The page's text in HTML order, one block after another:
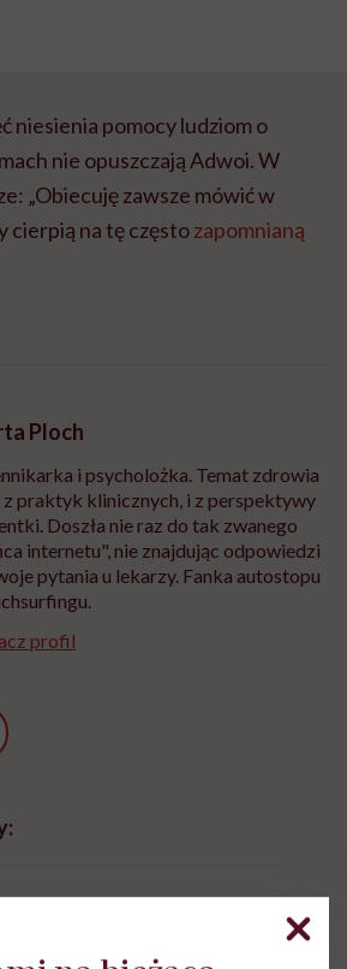
niesienia pomocy ludziom o
nie opuszczają Adwoi. W
„Obiecuję zawsze mówić w
cierpią na tę częstozapomnianą
Ploch
i psycholożka. Temat zdrowia
z praktyk klinicznych, i z perspektywy
Doszła nie raz do tak zwanego
internetu", nie znajdując odpowiedzi
pytania u lekarzy. Fanka autostopu
profil